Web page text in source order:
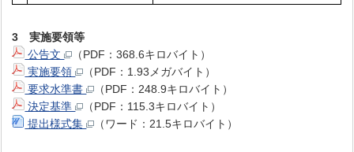
3 実施要領等
公告文
（PDF：368.6キロバイト）
実施要領
（PDF：1.93メガバイト）
要求水準書
（PDF：248.9キロバイト）
決定基準
（PDF：115.3キロバイト）
提出様式集
（ワード：21.5キロバイト）